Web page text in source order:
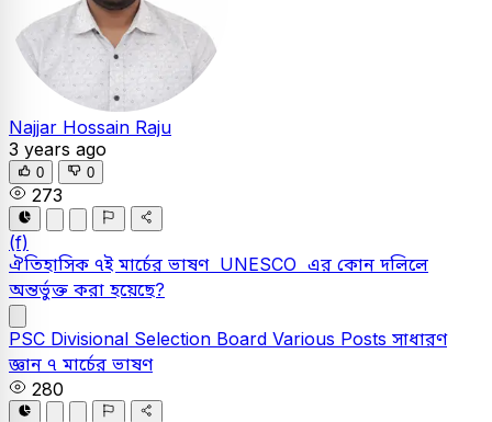
Najjar Hossain Raju
3 years ago
0 0
273
(f)
ঐতিহাসিক ৭ই মার্চের ভাষণ UNESCO এর কোন দলিলে
অন্তর্ভুক্ত করা হয়েছে?
PSC Divisional Selection Board Various Posts সাধারণ
জ্ঞান ৭ মার্চের ভাষণ
280